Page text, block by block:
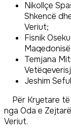
Nikollçe
Shkencë
Veriut;
Fisnik
Temjana
Jeshim
Për Kryetare të
nga Oda e
Veriut.